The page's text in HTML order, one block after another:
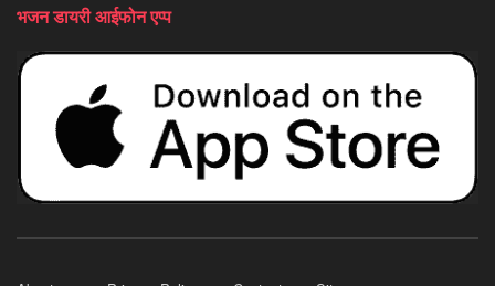
भजन डायरी आईफोन एप्प